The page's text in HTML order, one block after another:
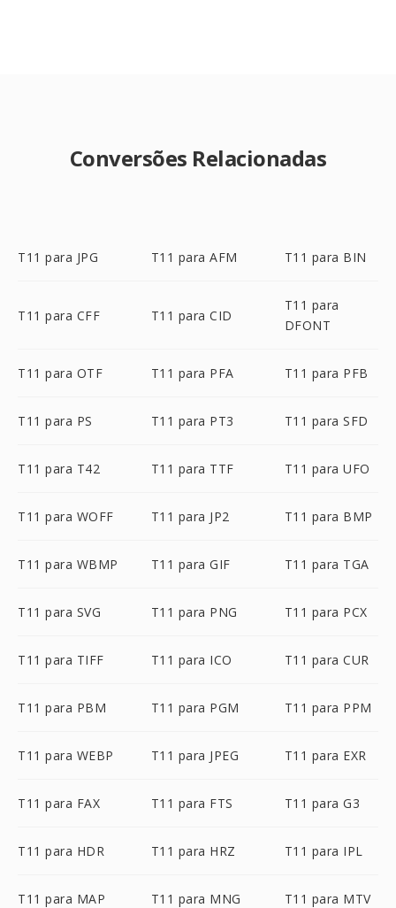
Conversões Relacionadas
T11 para JPG T11 para AFM T11 para BIN
T11 para CFF T11 para CID
T11 para
DFONT
T11 para OTF T11 para PFA T11 para PFB
T11 para PS T11 para PT3 T11 para SFD
T11 para T42 T11 para TTF T11 para UFO
T11 para WOFF T11 para JP2 T11 para BMP
T11 para WBMP T11 para GIF T11 para TGA
T11 para SVG T11 para PNG T11 para PCX
T11 para TIFF T11 para ICO T11 para CUR
T11 para PBM T11 para PGM T11 para PPM
T11 para WEBP T11 para JPEG T11 para EXR
T11 para FAX T11 para FTS T11 para G3
T11 para HDR T11 para HRZ T11 para IPL
T11 para MAP T11 para MNG T11 para MTV